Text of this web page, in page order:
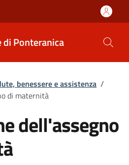
di Ponteranica
benessere e assistenza /
di maternità
dell'assegno